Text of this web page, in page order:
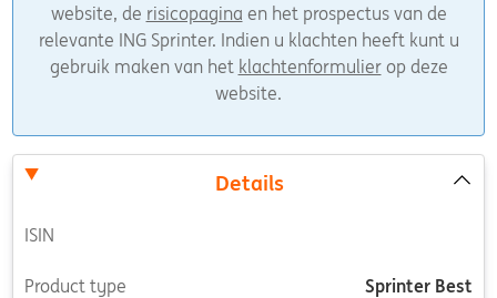
website, de risicopagina en het prospectus van de
relevante ING Sprinter. Indien u klachten heeft kunt u
gebruik maken van het klachtenformulierop deze
website.
Details
ISIN
Product type Sprinter Best